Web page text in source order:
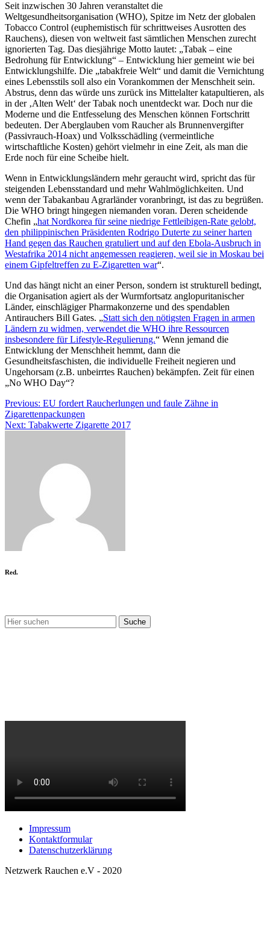
Seit inzwischen 30 Jahren veranstaltet die
Weltgesundheitsorganisation (WHO), Spitze im Netz der globalen
Tobacco Control (euphemistisch für schrittweises Ausrotten des
Rauchens), diesen von weltweit fast sämtlichen Menschen zurecht
ignorierten Tag. Das diesjährige Motto lautet: „Tabak – eine
Bedrohung für Entwicklung“ – Entwicklung hier gemeint wie bei
Entwicklungshilfe. Die „tabakfreie Welt“ und damit die Vernichtung
eines Lebensstils soll also ein Vorankommen der Menschheit sein.
Abstrus, denn das würde uns zurück ins Mittelalter katapultieren, als
in der ‚Alten Welt‘ der Tabak noch unentdeckt war. Doch nur die
Moderne und die Entfesselung des Menschen können Fortschritt
bedeuten. Der Aberglauben vom Raucher als Brunnenvergifter
(Passivrauch-Hoax) und Volksschädling (vermeintliche
wirtschaftliche Kosten) gehört vielmehr in eine Zeit, als man die
Erde noch für eine Scheibe hielt.
Wenn in Entwicklungsländern mehr geraucht wird, spricht das für
steigenden Lebensstandard und mehr Wahlmöglichkeiten. Und
wenn der Tabakanbau Agrarländer voranbringt, ist das zu begrüßen.
Die WHO bringt hingegen niemanden voran. Deren scheidende
Chefin „hat Nordkorea für seine niedrige Fettleibigen-Rate gelobt,
den philippinischen Präsidenten Rodrigo Duterte zu seiner harten
Hand gegen das Rauchen gratuliert und auf den Ebola-Ausbruch in
Westafrika 2014 nicht angemessen reagieren, weil sie in Moskau bei
einem Gipfeltreffen zu E-Zigaretten war“.
Und das hängt nicht an einer Person, sondern ist strukturell bedingt,
die Organisation agiert als der Wurmfortsatz anglopuritanischer
Länder, einschlägiger Pharmakonzerne und des spendablen
Antirauchers Bill Gates. „Statt sich den nötigsten Fragen in armen
Ländern zu widmen, verwendet die WHO ihre Ressourcen
insbesondere für Lifestyle-Regulierung.“ Wenn jemand die
Entwicklung der Menschheit hemmt, dann die
Gesundheitsfaschisten, die individuelle Freiheit negieren und
Ungehorsam (z.B. unbeirrtes Rauchen) bekämpfen. Zeit für einen
„No WHO Day“?
Beitragsnavigation
Previous: EU fordert Raucherlungen und faule Zähne in
Zigarettenpackungen
Next: Tabakwerte Zigarette 2017
Red.
Impressum
Kontaktformular
Datenschutzerklärung
Netzwerk Rauchen e.V - 2020